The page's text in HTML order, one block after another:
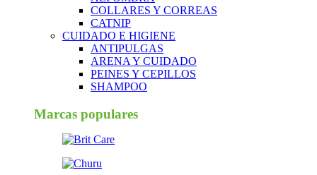
COLLARES Y CORREAS
CATNIP
CUIDADO E HIGIENE
ANTIPULGAS
ARENA Y CUIDADO
PEINES Y CEPILLOS
SHAMPOO
Marcas populares